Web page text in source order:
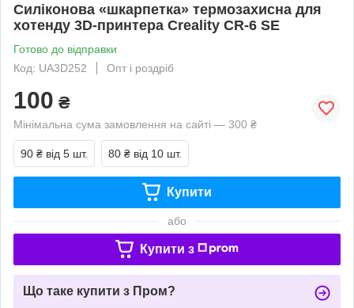
Силіконова «шкарпетка» термозахисна для
хотенду 3D-принтера Creality CR-6 SE
Готово до відправки
Код: UA3D252
Опт і роздріб
100 ₴
Мінімальна сума замовлення на сайті — 300 ₴
90 ₴ від 5 шт. 80 ₴ від 10 шт.
Купити
або
Купити з
Що таке купити з Пром?